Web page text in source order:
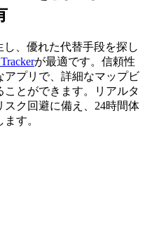
、優れた代替手段を探し
が最適です。信頼性
アプリで、詳細なマップビ
ことができます。リアルタ
ク回避に備え、24時間体
す。